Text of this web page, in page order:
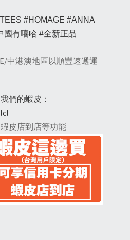
#HOMAGE #ANNA
國有嘻哈 #全新正品
中港澳地區以順豐速遞運
們的蝦皮：
皮店到店等功能